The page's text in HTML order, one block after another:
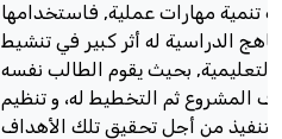
تنمية مهارات عملية, فاستخدامها
الدراسية له أثر كبير في تنشيط
التعليمية, بحيث يقوم الطالب نفسه
المشروع ثم التخطيط له، و تنظيم
من أجل تحقيق تلك الأهداف